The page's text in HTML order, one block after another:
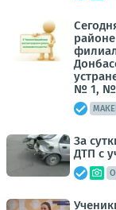
№ 1, №
За
ДТП с